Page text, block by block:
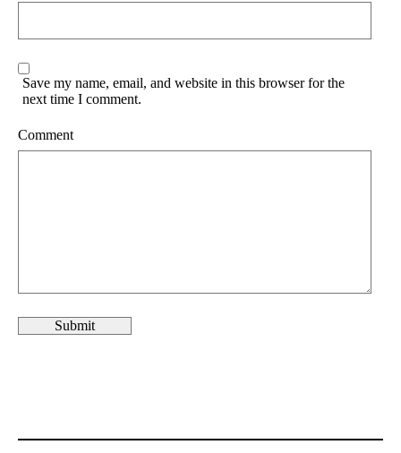
Save my name, email, and website in this browser for the
next time I comment.
Comment